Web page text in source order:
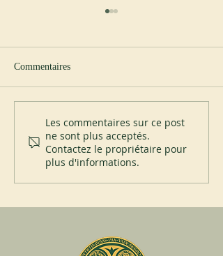
Nouvel abbé à Cullman
Commentaires
Les commentaires sur ce post
ne sont plus acceptés.
Contactez le propriétaire pour
plus d'informations.